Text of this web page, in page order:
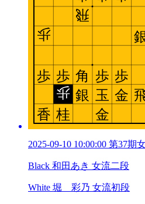
2025-09-10 10:00:00 第37期
Black 和田あき 女流二段
White 堀 彩乃 女流初段